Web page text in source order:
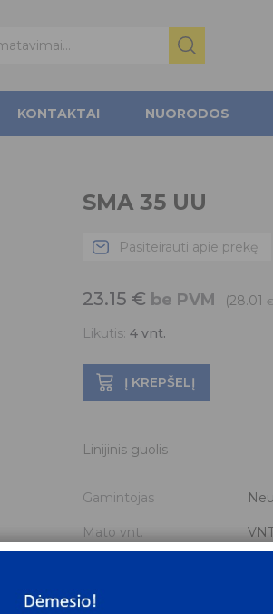
KONTAKTAI NUORODOS
SMA 35 UU
Pasiteirauti apie prekę
23.15 € be PVM (28.01 €
Likutis: 4 vnt.
Į KREPŠELĮ
Linijinis guolis
Gamintojas
Mato vnt.
Mato vnt